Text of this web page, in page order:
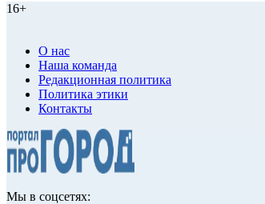
16+
О нас
Наша команда
Редакционная политика
Политика этики
Контакты
Мы в соцсетях: